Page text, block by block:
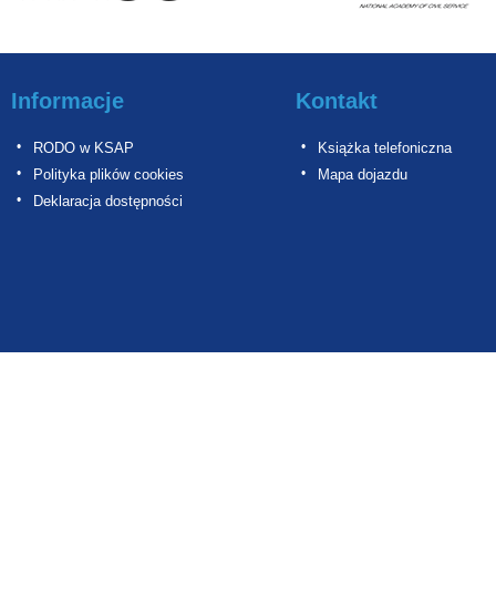
Informacje
RODO w KSAP
Polityka plików cookies
Deklaracja dostępności
Kontakt
Książka telefoniczna
Mapa dojazdu